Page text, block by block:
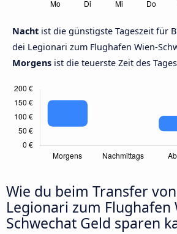
Nacht ist die günstigste Tageszeit für
dei Legionari zum Flughafen Wien-
Morgens ist die teuerste Zeit des
Wie du beim Transfer
Legionari zum Flughafen
Schwechat Geld sparen